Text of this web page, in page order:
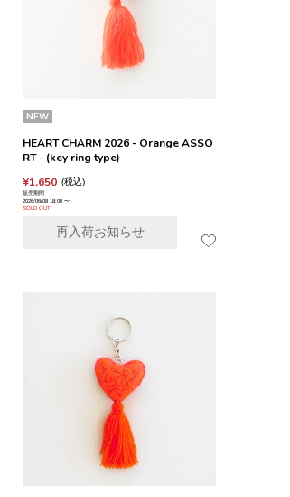
NEW
HEART CHARM 2026 - Orange ASSO
RT - (key ring type)
¥1,650 税込
販売期間
2026/06/08 18:00 〜
SOLD OUT
再入荷お知らせ